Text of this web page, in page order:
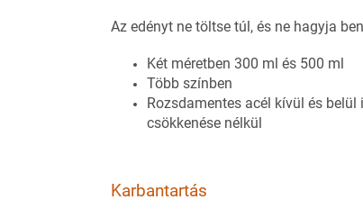
Az edényt ne töltse túl, és ne hagyja
Két méretben 300 ml és 500 ml
Több színben
Rozsdamentes acél kívül és
csökkenése nélkül
Karbantartás